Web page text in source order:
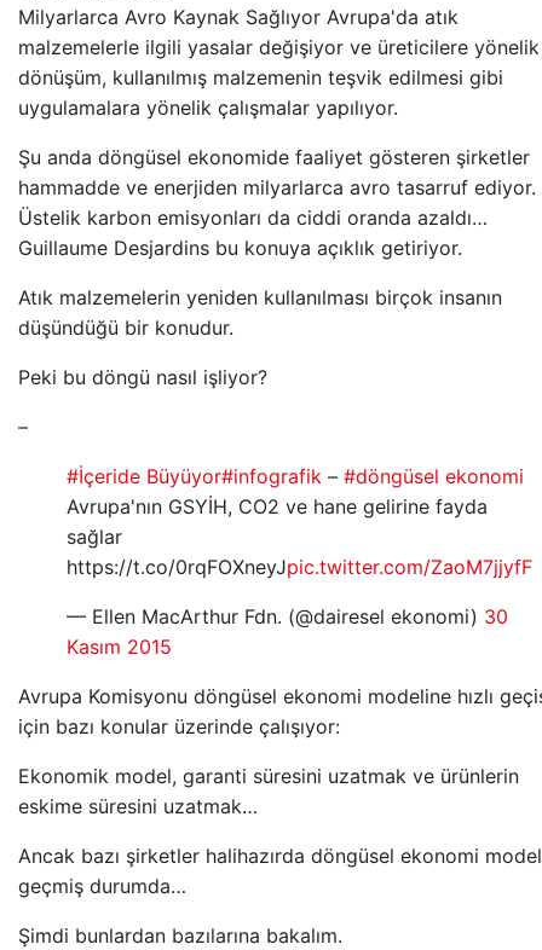
Milyarlarca Avro Kaynak Sağlıyor Avrupa'da atık
malzemelerle ilgili yasalar değişiyor ve üreticilere
dönüşüm, kullanılmış malzemenin teşvik edilmesi gibi
uygulamalara yönelik çalışmalar yapılıyor.
Şu anda döngüsel ekonomide faaliyet gösteren şirketler
hammadde ve enerjiden milyarlarca avro tasarruf ediyor.
Üstelik karbon emisyonları da ciddi oranda azaldı…
Guillaume Desjardins bu konuya açıklık getiriyor.
Atık malzemelerin yeniden kullanılması birçok insanın
düşündüğü bir konudur.
Peki bu döngü nasıl işliyor?
–
#İçeride Büyüyor#infografik – #döngüsel ekonomi
Avrupa'nın GSYİH, CO2 ve hane gelirine fayda
sağlar
https://t.co/0rqFOXneyJpic.twitter.com/ZaoM7jjyfF
— Ellen MacArthur Fdn. (@dairesel ekonomi) 30
Kasım 2015
Avrupa Komisyonu döngüsel ekonomi modeline hızlı
için bazı konular üzerinde çalışıyor:
Ekonomik model, garanti süresini uzatmak ve ürünlerin
eskime süresini uzatmak…
Ancak bazı şirketler halihazırda döngüsel ekonomi
geçmiş durumda…
Şimdi bunlardan bazılarına bakalım.